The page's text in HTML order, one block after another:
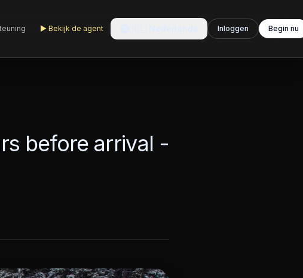
▶ Bekijk de agent Inloggen Begin nu
before arrival -